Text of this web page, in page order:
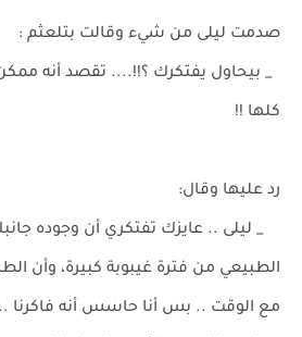
صدمت ليلى من شيء وقالت بتلعثم :
_ بيحاول يفتكرك ؟!!.... تقصد أنه
كلها !!
رد عليها وقال:
_ ليلى .. عايزك تفتكري أن وجوده جانبك
الطبيعي من فترة غيبوبة كبيرة، وأن
مع الوقت .. بس أنا حاسس أنه